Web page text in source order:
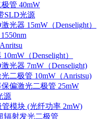
管 40mW
SLD光源
光器 15mW（Denselight）
（Denselight）
光器 7mW（Denselight)
二极管 10mW（Anristsu)
偏激光二极管 25mW
源
管模块 (光纤功率 2mW)
辐射发光二极管